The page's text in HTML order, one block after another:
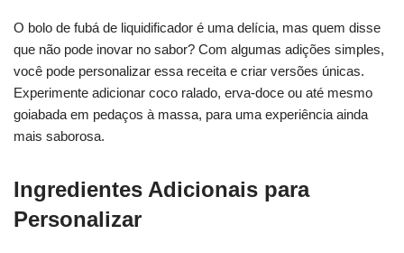
O bolo de fubá de liquidificador é uma delícia, mas quem disse
que não pode inovar no sabor? Com algumas adições simples,
você pode personalizar essa receita e criar versões únicas.
Experimente adicionar coco ralado, erva-doce ou até mesmo
goiabada em pedaços à massa, para uma experiência ainda
mais saborosa.
Ingredientes Adicionais para
Personalizar